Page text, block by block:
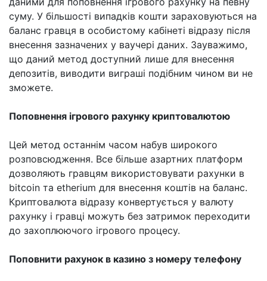
суму. У більшості випадків кошти зараховуються на
баланс гравця в особистому кабінеті відразу після
внесення зазначених у ваучері даних. Зауважимо,
що даний метод доступний лише для внесення
депозитів, виводити виграші подібним чином ви не
зможете.
Поповнення ігрового рахунку криптовалютою
Цей метод останнім часом набув широкого
розповсюдження. Все більше азартних платформ
дозволяють гравцям використовувати рахунки в
bitcoin та etherium для внесення коштів на баланс.
Криптовалюта відразу конвертується у валюту
рахунку і гравці можуть без затримок переходити
до захоплюючого ігрового процесу.
Поповнити рахунок в казино з номеру телефону